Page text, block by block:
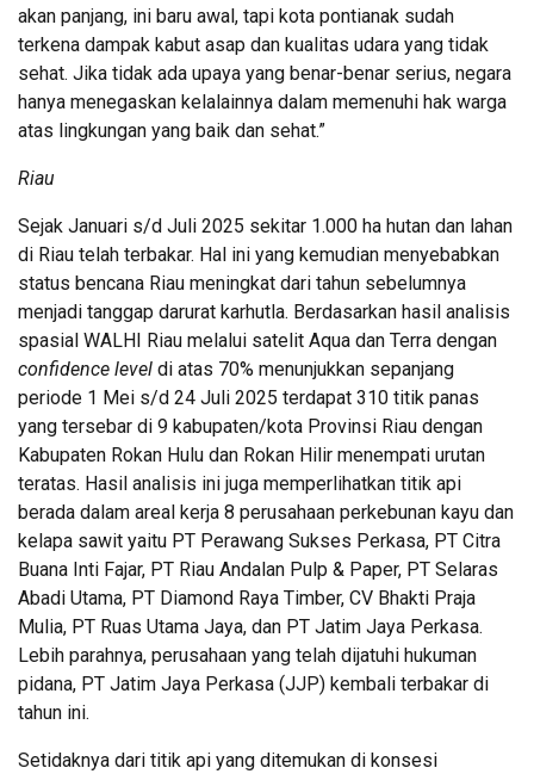
akan panjang, ini baru awal, tapi kota pontianak sudah
terkena dampak kabut asap dan kualitas udara yang tidak
sehat. Jika tidak ada upaya yang benar-benar serius, negara
hanya menegaskan kelalainnya dalam memenuhi hak warga
atas lingkungan yang baik dan sehat.”
Riau
Sejak Januari s/d Juli 2025 sekitar 1.000 ha hutan dan lahan
di Riau telah terbakar. Hal ini yang kemudian menyebabkan
status bencana Riau meningkat dari tahun sebelumnya
menjadi tanggap darurat karhutla. Berdasarkan hasil analisis
spasial WALHI Riau melalui satelit Aqua dan Terra dengan
confidence level di atas 70% menunjukkan sepanjang
periode 1 Mei s/d 24 Juli 2025 terdapat 310 titik panas
yang tersebar di 9 kabupaten/kota Provinsi Riau dengan
Kabupaten Rokan Hulu dan Rokan Hilir menempati urutan
teratas. Hasil analisis ini juga memperlihatkan titik api
berada dalam areal kerja 8 perusahaan perkebunan kayu dan
kelapa sawit yaitu PT Perawang Sukses Perkasa, PT Citra
Buana Inti Fajar, PT Riau Andalan Pulp & Paper, PT Selaras
Abadi Utama, PT Diamond Raya Timber, CV Bhakti Praja
Mulia, PT Ruas Utama Jaya, dan PT Jatim Jaya Perkasa.
Lebih parahnya, perusahaan yang telah dijatuhi hukuman
pidana, PT Jatim Jaya Perkasa (JJP) kembali terbakar di
tahun ini.
Setidaknya dari titik api yang ditemukan di konsesi